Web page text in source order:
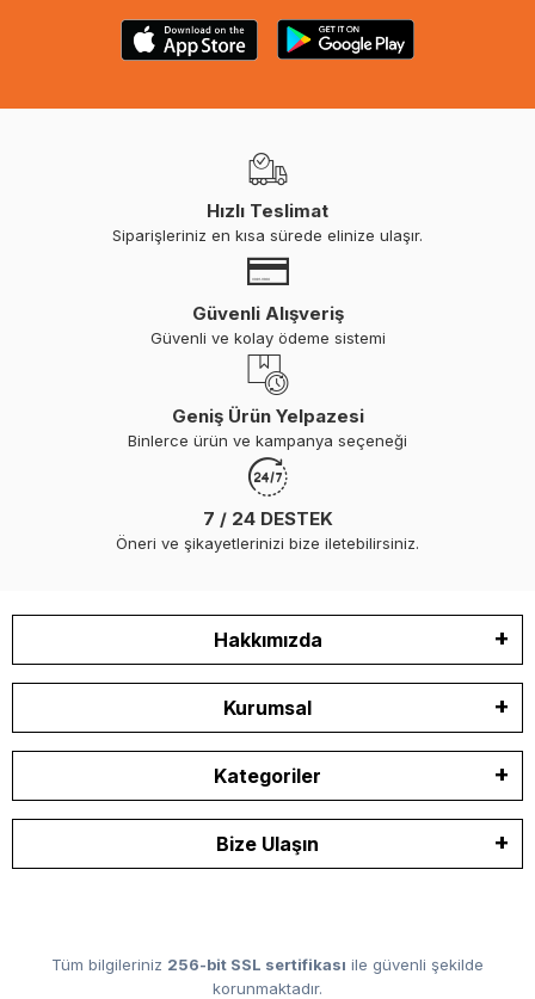
Hızlı Teslimat
Siparişleriniz en kısa sürede elinize ulaşır.
Güvenli Alışveriş
Güvenli ve kolay ödeme sistemi
Geniş Ürün Yelpazesi
Binlerce ürün ve kampanya seçeneği
7 / 24 DESTEK
Öneri ve şikayetlerinizi bize iletebilirsiniz.
Hakkımızda
Kurumsal
Kategoriler
Bize Ulaşın
Tüm bilgileriniz 256-bit SSL sertifikası ile güvenli şekilde
korunmaktadır.